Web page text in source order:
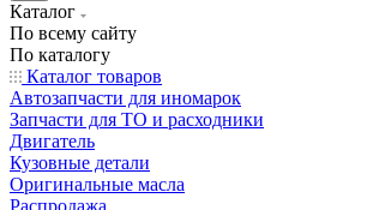
Каталог
По всему сайту
По каталогу
Каталог товаров
Автозапчасти для иномарок
Запчасти для ТО и расходники
Двигатель
Кузовные детали
Оригинальные масла
Распродажа